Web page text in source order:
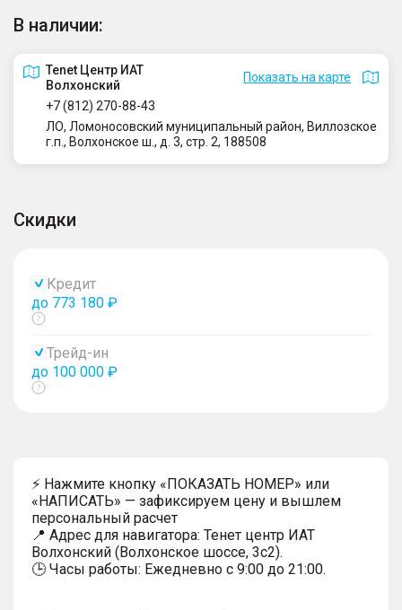
В наличии:
Tenet Центр ИАТ
Волхонский
Показать на карте
+7 (812) 270-88-43
ЛО, Ломоносовский муниципальный район, Виллозское
г.п., Волхонское ш., д. 3, стр. 2, 188508
Скидки
Кредит
до 773 180 ₽
Показать
Трейд-ин
до 100 000 ₽
Показать
⚡ Нажмите кнопку «ПОКАЗАТЬ НОМЕР» или
«НАПИСАТЬ» — зафиксируем цену и вышлем
персональный расчет
📍 Адрес для навигатора: Тенет центр ИАТ
Волхонский (Волхонское шоссе, 3с2).
🕒 Часы работы: Ежедневно с 9:00 до 21:00.